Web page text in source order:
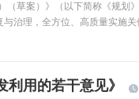
（草案）》（以下简称《规
治理，全方位、高质量实施关
用的若干意见》